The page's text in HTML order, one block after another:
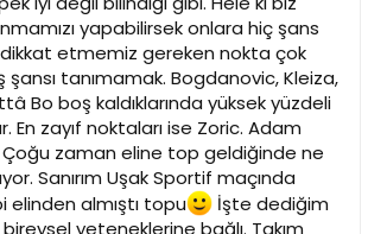
yapabilirsek onlara hiç şans
dikkat etmemiz gereken nokta çok
şansı tanımamak. Bogdanovic, Kleiza,
Bo boş kaldıklarında yüksek yüzdeli
En zayıf noktaları ise Zoric. Adam
zaman eline top geldiğinde ne
Sanırım Uşak Sportif maçında
elinden almıştı topu
İşte dediğim
yeteneklerine bağlı. Takım